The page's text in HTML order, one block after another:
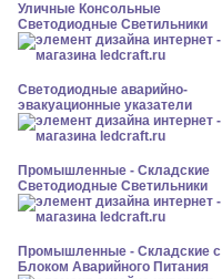
Уличные Консольные
Светодиодные Светильники
Светодиодные аварийно-
эвакуационные указатели
Промышленные - Складские
Светодиодные Светильники
Промышленные - Складские с
Блоком Аварийного Питания